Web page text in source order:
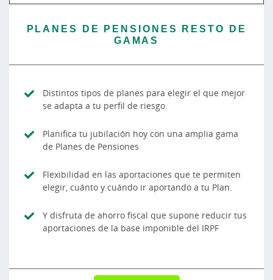
PLANES DE PENSIONES RESTO DE
GAMAS
Distintos tipos de planes para elegir el que mejor
se adapta a tu perfil de riesgo.
Planifica tu jubilación hoy con una amplia gama
de Planes de Pensiones
Flexibilidad en las aportaciones que te permiten
elegir, cuánto y cuándo ir aportando a tu Plan.
Y disfruta de ahorro fiscal que supone reducir tus
aportaciones de la base imponible del IRPF